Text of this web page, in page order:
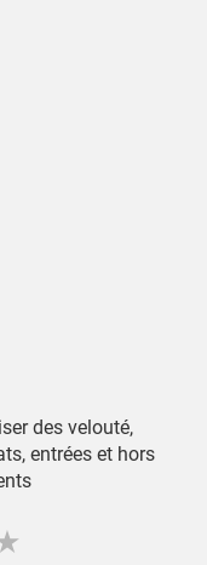
des velouté,
entrées et hors